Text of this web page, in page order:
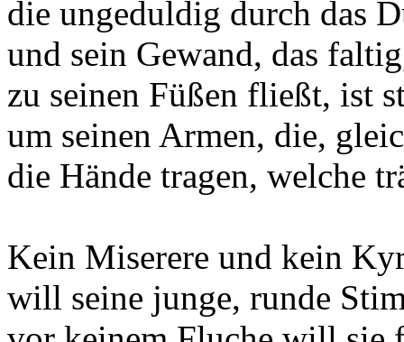
die ungeduldig durch das
und sein Gewand, das
zu seinen Füßen fließt, ist
um seinen Armen, die,
die Hände tragen, welche
Kein Miserere und kein
will seine junge, runde